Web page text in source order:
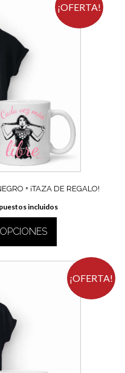
¡OFERTA!
+ ¡TAZA DE REGALO!
€.
incluidos
¡OFERTA!